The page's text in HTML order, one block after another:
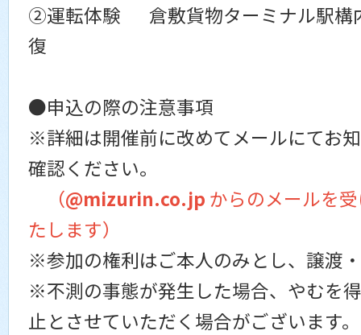
②運転体験 倉敷貨物ターミナル駅構
復
●申込の際の注意事項
※詳細は開催前に改めてメールにてお
確認ください。
（@mizurin.co.jp からのメールを
たします）
※参加の権利はご本人のみとし、譲渡
※不測の事態が発生した場合、やむを
止とさせていただく場合がございます。